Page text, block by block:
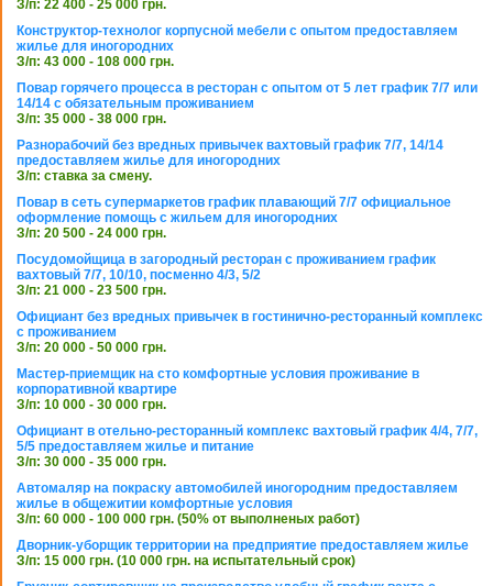
З/п: 22 400 - 25 000 грн.
Конструктор-технолог корпусной мебели с опытом предоставляем
жилье для иногородних
З/п: 43 000 - 108 000 грн.
Повар горячего процесса в ресторан с опытом от 5 лет график 7/7 или
14/14 с обязательным проживанием
З/п: 35 000 - 38 000 грн.
Разнорабочий без вредных привычек вахтовый график 7/7, 14/14
предоставляем жилье для иногородних
З/п: ставка за смену.
Повар в сеть супермаркетов график плавающий 7/7 официальное
оформление помощь с жильем для иногородних
З/п: 20 500 - 24 000 грн.
Посудомойщица в загородный ресторан с проживанием график
вахтовый 7/7, 10/10, посменно 4/3, 5/2
З/п: 21 000 - 23 500 грн.
Официант без вредных привычек в гостинично-ресторанный комплекс
с проживанием
З/п: 20 000 - 50 000 грн.
Мастер-приемщик на сто комфортные условия проживание в
корпоративной квартире
З/п: 10 000 - 30 000 грн.
Официант в отельно-ресторанный комплекс вахтовый график 4/4, 7/7,
5/5 предоставляем жилье и питание
З/п: 30 000 - 35 000 грн.
Автомаляр на покраску автомобилей иногородним предоставляем
жилье в общежитии комфортные условия
З/п: 60 000 - 100 000 грн. (50% от выполненых работ)
Дворник-уборщик территории на предприятие предоставляем жилье
З/п: 15 000 грн. (10 000 грн. на испытательный срок)